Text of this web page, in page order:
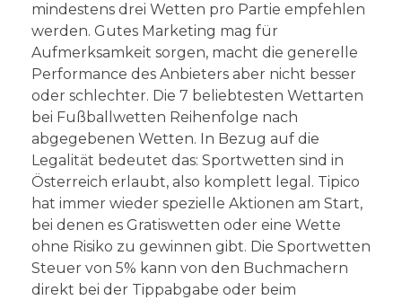
mindestens drei Wetten pro Partie empfehlen
werden. Gutes Marketing mag für
Aufmerksamkeit sorgen, macht die generelle
Performance des Anbieters aber nicht besser
oder schlechter. Die 7 beliebtesten Wettarten
bei Fußballwetten Reihenfolge nach
abgegebenen Wetten. In Bezug auf die
Legalität bedeutet das: Sportwetten sind in
Österreich erlaubt, also komplett legal. Tipico
hat immer wieder spezielle Aktionen am Start,
bei denen es Gratiswetten oder eine Wette
ohne Risiko zu gewinnen gibt. Die Sportwetten
Steuer von 5% kann von den Buchmachern
direkt bei der Tippabgabe oder beim